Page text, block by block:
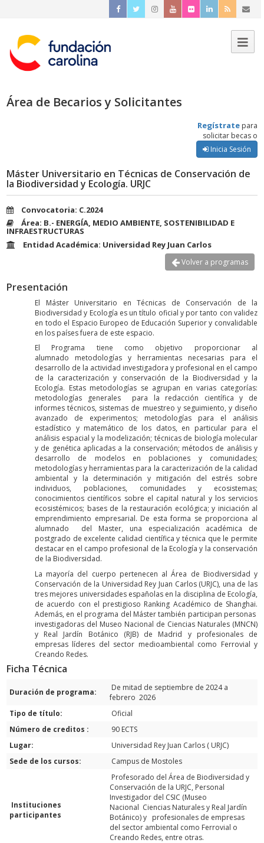
Área de Becarios y Solicitantes
Regístrate para
solicitar becas o
Inicia Sesión
Máster Universitario en Técnicas de Conservación de
la Biodiversidad y Ecología. URJC
Convocatoria: C.2024
Área: B.- ENERGÍA, MEDIO AMBIENTE, SOSTENIBILIDAD E
INFRAESTRUCTURAS
Entidad Académica: Universidad Rey Juan Carlos
Volver a programas
Presentación
El Máster Universitario en Técnicas de Conservación de la
Biodiversidad y Ecología es un título oficial y por tanto con validez
en todo el Espacio Europeo de Educación Superior y convalidable
en los países fuera de este espacio.
El Programa tiene como objetivo proporcionar al
alumnado metodologías y herramientas necesarias para el
desarrollo de la actividad investigadora y profesional en el campo
de la caracterización y conservación de la Biodiversidad y la
Ecología. Estas metodologías se agrupan en varias categorías:
metodologías generales para la redacción científica y de
informes técnicos, sistemas de muestreo y seguimiento, y diseño
avanzado de experimentos; metodologías para el análisis
estadístico y matemático de los datos, en particular para el
análisis espacial y la modelización; técnicas de biología molecular
y de genética aplicadas a la conservación; métodos de análisis y
desarrollo de modelos en poblaciones y comunidades;
metodologías y herramientas para la caracterización de la calidad
ambiental y la determinación y mitigación del estrés sobre
individuos, poblaciones, comunidades y ecosistemas;
conocimientos científicos sobre el capital natural y los servicios
ecosistémicos; bases de la restauración ecológica; y iniciación al
emprendimiento empresarial. De esta forma se proporciona al
alumnado del Master, una especialización académica de
postgrado de excelente calidad científica y técnica que le permite
destacar en el campo profesional de la Ecología y la conservación
de la Biodiversidad.
La mayoría del cuerpo pertenecen al Área de Biodiversidad y
Conservación de la Universidad Rey Juan Carlos (URJC), una de las
tres mejores universidades españolas en la disciplina de Ecología,
de acuerdo con el prestigioso Ranking Académico de Shanghai.
Además, en el programa del Máster también participan personas
investigadoras del Museo Nacional de Ciencias Naturales (MNCN)
y Real Jardín Botánico (RJB) de Madrid y profesionales de
empresas líderes del sector medioambiental como Ferrovial y
Creando Redes.
Ficha Técnica
Duración de programa:
De mitad de septiembre de 2024 a
febrero 2026
Tipo de título:
Oficial
Número de creditos :
90 ECTS
Lugar:
Universidad Rey Juan Carlos ( URJC)
Sede de los cursos:
Campus de Mostoles
Instituciones
participantes
Profesorado del Área de Biodiversidad y
Conservación de la URJC, Personal
Investigador del CSIC (Museo
Nacional Ciencias Naturales y Real Jardín
Botánico) y profesionales de empresas
del sector ambiental como Ferrovial o
Creando Redes, entre otras.